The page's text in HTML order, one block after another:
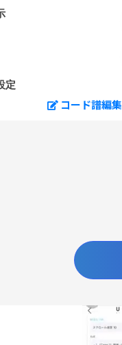
定
コード譜編集